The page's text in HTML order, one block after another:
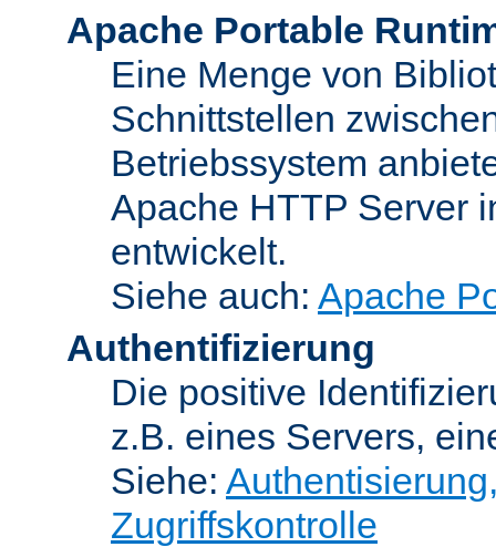
Apache Portable
Eine Menge von
Schnittstellen
Betriebssystem
Apache HTTP Server
entwickelt.
Siehe auch: Apache
Authentifizierung
Die positive
z.B. eines Servers,
Siehe:
Zugriffskontrolle